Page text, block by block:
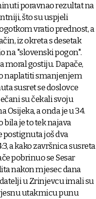
poravnao rezultat na
što su uspjeli
vratio prednost, a
iz okreta s desetak
na "slovenski pogon".
gostiju. Dapače,
naplatiti smanjenjem
susret se doslovce
su čekali svoju
a onda je u 34.
bila je to tek najava
postignuta još dva
a kako završnica susreta
pobrinuo se Sesar
nakon mjesec dana
u Zrinjevcu imali su
utakmicu punu